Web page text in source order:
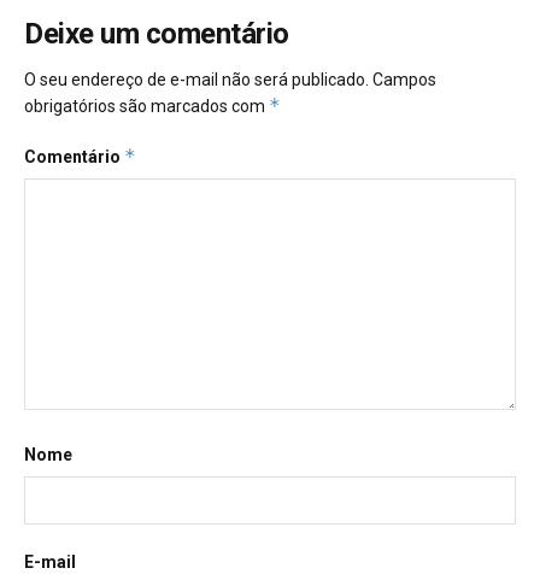
Deixe um comentário
O seu endereço de e-mail não será publicado. Campos
obrigatórios são marcados com *
Comentário *
Nome
E-mail